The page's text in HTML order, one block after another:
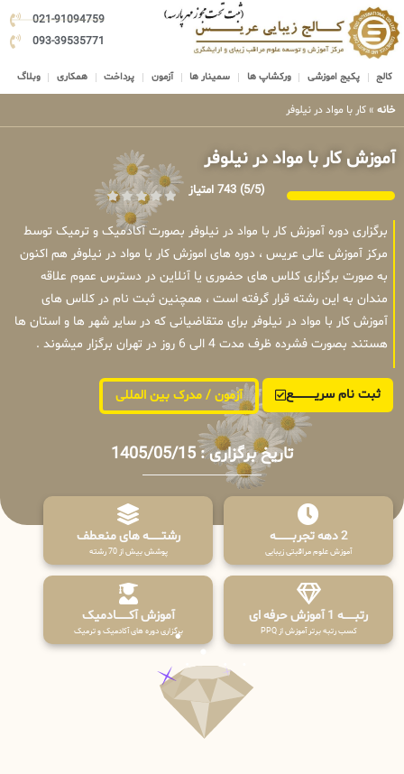
021-91094759
093-39535771
کالج پکیج اموزشی ورکشاپ ها سمینار ها آزمون پرداخت همکاری وبلاگ
خانه » کار با مواد در نیلوفر
آموزش کار با مواد در نیلوفر
(5/5) 743 امتیاز
برگزاری دوره آموزش کار با مواد در نیلوفر بصورت آکادمیک و ترمیک توسط
مرکز آموزش عالی عریس ، دوره های اموزش کار با مواد در نیلوفر هم اکنون
به صورت برگزاری کلاس های حضوری یا آنلاین در دسترس عموم علاقه
مندان به این رشته قرار گرفته است ، همچنین ثبت نام در کلاس های
آموزش کار با مواد در نیلوفر برای متقاضیانی که در سایر شهر ها و استان ها
هستند بصورت فشرده ظرف مدت 4 الی 6 روز در تهران برگزار میشوند .
ثبت نام سریــــــــــــع آزمون / مدرک بین المللی
تاریخ برگزاری : 1405/05/15
2 دهه تجربـــــــــه
آموزش علوم مراقبتی زیبایی
رشتـــــــه های منعطف
پوشش بیش از 70 رشته
رتبــــــه 1 آموزش حرفه ای
کسب رتبه برتر آموزش از PPQ
آموزش آکـــــــادمیک
برگزاری دوره های آکادمیک و ترمیک